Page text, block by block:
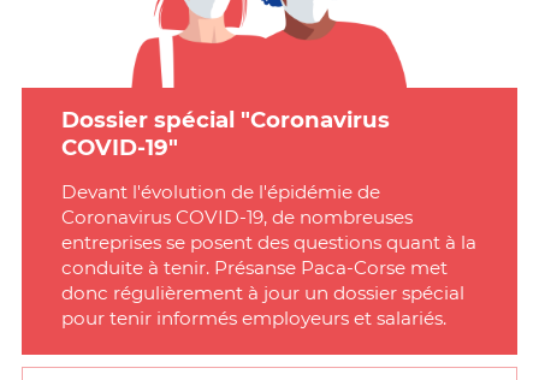
Dossier spécial "Coronavirus
COVID-19"
Devant l'évolution de l'épidémie de
Coronavirus COVID-19, de nombreuses
entreprises se posent des questions quant à la
conduite à tenir. Présanse Paca-Corse met
donc régulièrement à jour un dossier spécial
pour tenir informés employeurs et salariés.